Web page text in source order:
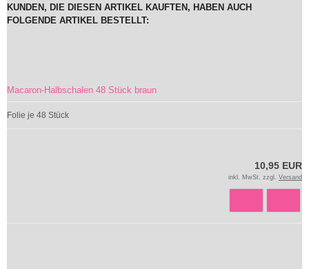
KUNDEN, DIE DIESEN ARTIKEL KAUFTEN, HABEN AUCH
FOLGENDE ARTIKEL BESTELLT:
Macaron-Halbschalen 48 Stück braun
Folie je 48 Stück
10,95 EUR
inkl. MwSt. zzgl. Versand